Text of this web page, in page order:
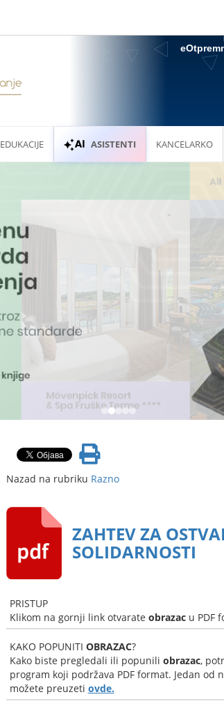
EDUKACIJE ASISTENTI KANCELARKO
Nazad na rubriku Razno
ZAHTEV ZA
SOLIDARNOSTI
PRISTUP
Klikom na gornji link otvarate obrazacu PDF
KAKO POPUNITI OBRAZAC?
Kako biste pregledali ili popunili obrazac,
program koji podržava PDF format. Jedan
možete preuzeti ovde.